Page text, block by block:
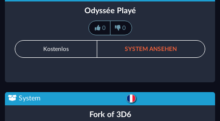
Odyssée Playé
0 0
Kostenlos SYSTEM ANSEHEN
System
Fork of 3D6